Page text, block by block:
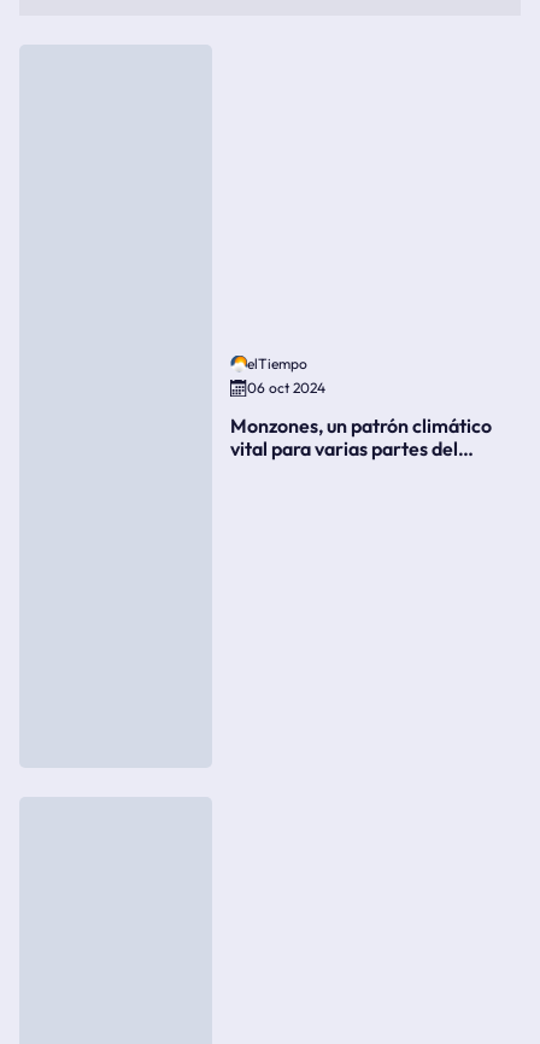
elTiempo
06 oct 2024
Monzones, un patrón climático
vital para varias partes del